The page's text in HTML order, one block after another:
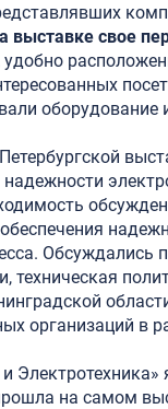
выставке свое
оборудование
Обсуждались
организаций в
на самом